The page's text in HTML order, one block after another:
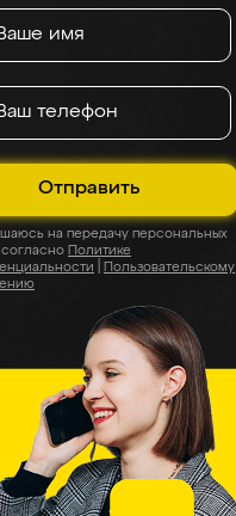
Отправить
на передачу персональных
Политике
Пользовательскому